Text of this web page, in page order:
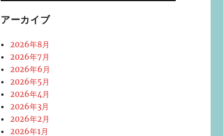
アーカイブ
2026年8月
2026年7月
2026年6月
2026年5月
2026年4月
2026年3月
2026年2月
2026年1月